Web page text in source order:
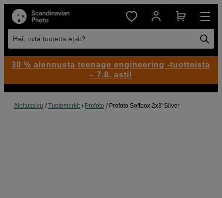
Hei, mitä tuotetta etsit?
Aloitussivu Tuotemerkit Profoto Profoto Softbox 2x3' Silver
30 % alennusta teenage engineering -tuotteista
– 7.8. asti!